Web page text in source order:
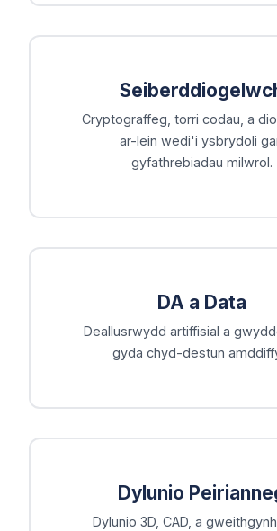
Cryptograffeg, torri codau, a
ar-lein wedi'i ysbrydoli
gyfathrebiadau milwrol.
DA a Data
Deallusrwydd artiffisial a
gyda chyd-destun
Dylunio
Dylunio 3D, CAD, a